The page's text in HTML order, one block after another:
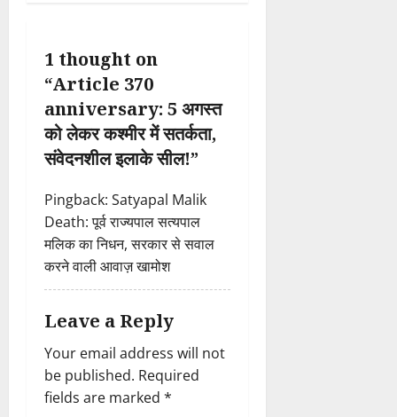
i
g
a
t
i
o
n
1 thought on
“Article 370
anniversary: 5 अगस्त
को लेकर कश्मीर में सतर्कता,
संवेदनशील इलाके सील!”
Pingback: Satyapal Malik
Death: पूर्व राज्यपाल सत्यपाल
मलिक का निधन, सरकार से सवाल
करने वाली आवाज़ खामोश
Leave a Reply
Your email address will not
be published. Required
fields are marked *